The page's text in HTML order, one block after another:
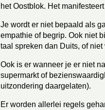
het Oostblok. Het
Je wordt er niet bepaald als
empathie of begrip. Ook niet
taal spreken dan Duits, of
Ook is er wanneer je er niet
supermarkt of
uitzondering daargelaten).
Er worden allerlei regels